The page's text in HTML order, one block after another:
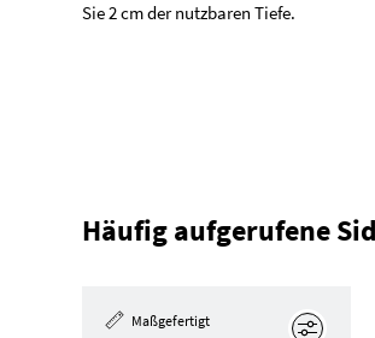
Sie 2 cm der nutzbaren Tiefe.
Häufig aufgerufene
Maßgefertigt